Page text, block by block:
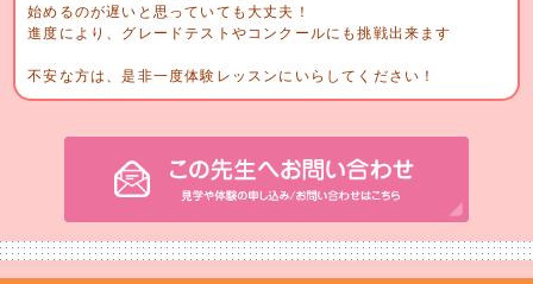
始めるのが遅いと思っていても大丈夫！
進度により、グレードテストやコンクールにも挑戦出来ます
不安な方は、是非一度体験レッスンにいらしてください！